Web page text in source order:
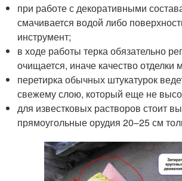
при работе с декоративными
смачивается водой либо
инструмент;
в ходе работы терка обязательно
очищается, иначе качество отделки
перетирка обычных штукатурок
свежему слою, который еще не
для известковых растворов стоит
прямоугольные орудия 20–25 см